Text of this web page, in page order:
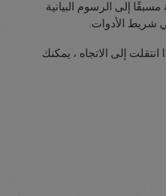
إلى الرسوم البيانية
شريط الأدوات.
إلى الاتجاه ، يمكنك